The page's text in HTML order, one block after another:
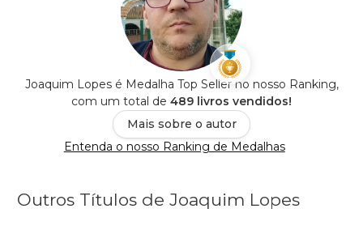
Joaquim Lopes é Medalha Top Seller no nosso Ranking,
com um total de 489 livros vendidos!
Mais sobre o autor
Entenda o nosso Ranking de Medalhas
Outros Títulos de Joaquim Lopes